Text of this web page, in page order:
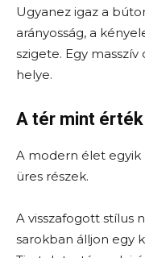
Ugyanez igaz a
arányosság, a
szigete. Egy
helye.
A tér mint érték
A modern élet egyik
üres részek.
A visszafogott stílus
sarokban álljon egy